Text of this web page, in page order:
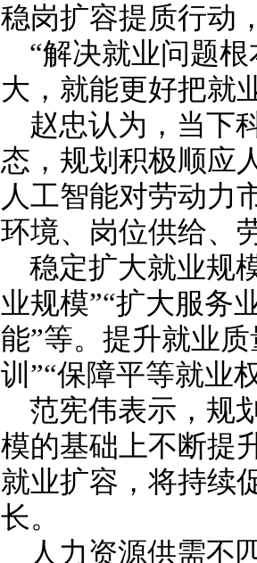
稳岗扩容提质行动
“解决就业问题
大，就能更好把就
赵忠认为，当下
态，规划积极顺应
人工智能对劳动力
环境、岗位供给、
稳定扩大就业规
业规模”“扩大服务
能”等。提升就业
训”“保障平等就业
范宪伟表示，规
模的基础上不断提
就业扩容，将持续
长。
人力资源供需不